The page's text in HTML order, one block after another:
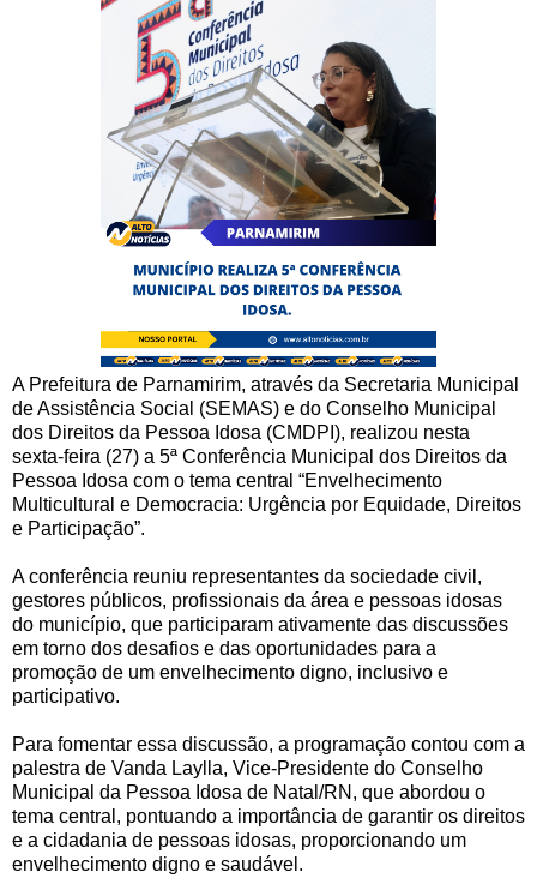
A Prefeitura de Parnamirim, através da Secretaria Municipal
de Assistência Social (SEMAS) e do Conselho Municipal
dos Direitos da Pessoa Idosa (CMDPI), realizou nesta
sexta-feira (27) a 5ª Conferência Municipal dos Direitos da
Pessoa Idosa com o tema central “Envelhecimento
Multicultural e Democracia: Urgência por Equidade, Direitos
e Participação”.
A conferência reuniu representantes da sociedade civil,
gestores públicos, profissionais da área e pessoas idosas
do município, que participaram ativamente das discussões
em torno dos desafios e das oportunidades para a
promoção de um envelhecimento digno, inclusivo e
participativo.
Para fomentar essa discussão, a programação contou com a
palestra de Vanda Laylla, Vice-Presidente do Conselho
Municipal da Pessoa Idosa de Natal/RN, que abordou o
tema central, pontuando a importância de garantir os direitos
e a cidadania de pessoas idosas, proporcionando um
envelhecimento digno e saudável.